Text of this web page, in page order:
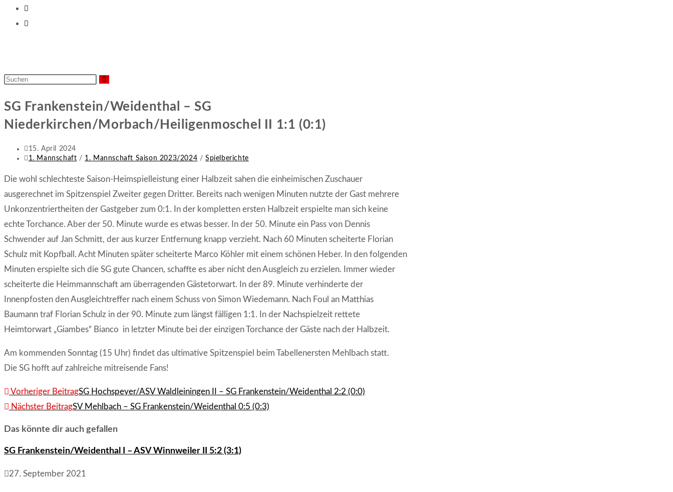
umschalten
Diese
durchsuchen
SG Frankenstein/Weidenthal – SG
Niederkirchen/Morbach/Heiligenmoschel II 1:1 (0:1)
Beitrag
veröffentlicht:
15. April 2024
Beitrags-
1. Mannschaft / 1. Mannschaft Saison 2023/2024 / Spielberichte
Die wohl schlechteste Saison-Heimspielleistung einer Halbzeit sahen die einheimischen Zuschauer
ausgerechnet im Spitzenspiel Zweiter gegen Dritter. Bereits nach wenigen Minuten nutzte der Gast mehrere
Unkonzentriertheiten der Gastgeber zum 0:1. In der kompletten ersten Halbzeit erspielte man sich keine
echte Torchance. Aber der 50. Minute wurde es etwas besser. In der 50. Minute ein Pass von Dennis
Schwender auf Jan Schmitt, der aus kurzer Entfernung knapp verzieht. Nach 60 Minuten scheiterte Florian
Schulz mit Kopfball. Acht Minuten später scheiterte Marco Köhler mit einem schönen Heber. In den folgenden
Minuten erspielte sich die SG gute Chancen, schaffte es aber nicht den Ausgleich zu erzielen. Immer wieder
scheiterte die Heimmannschaft am überragenden Gästetorwart. In der 89. Minute verhinderte der
Innenpfosten den Ausgleichtreffer nach einem Schuss von Simon Wiedemann. Nach Foul an Matthias
Baumann traf Florian Schulz in der 90. Minute zum längst fälligen 1:1. In der Nachspielzeit rettete
Heimtorwart „Giambes“ Bianco in letzter Minute bei der einzigen Torchance der Gäste nach der Halbzeit.
Am kommenden Sonntag (15 Uhr) findet das ultimative Spitzenspiel beim Tabellenersten Mehlbach statt.
Die SG hofft auf zahlreiche mitreisende Fans!
Weitere
Artikel
Vorheriger BeitragSG Hochspeyer/ASV Waldleiningen II – SG Frankenstein/Weidenthal 2:2 (0:0)
Nächster BeitragSV Mehlbach – SG Frankenstein/Weidenthal 0:5 (0:3)
Das könnte dir auch gefallen
SG Frankenstein/Weidenthal I – ASV Winnweiler II 5:2 (3:1)
27. September 2021